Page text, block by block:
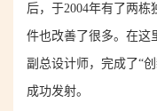
后，于2004年有了两栋
件也改善了很多。 在这
副总设计师，完成了“
成功发射。